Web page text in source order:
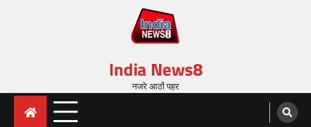
India News8
नजरे आठों पहर